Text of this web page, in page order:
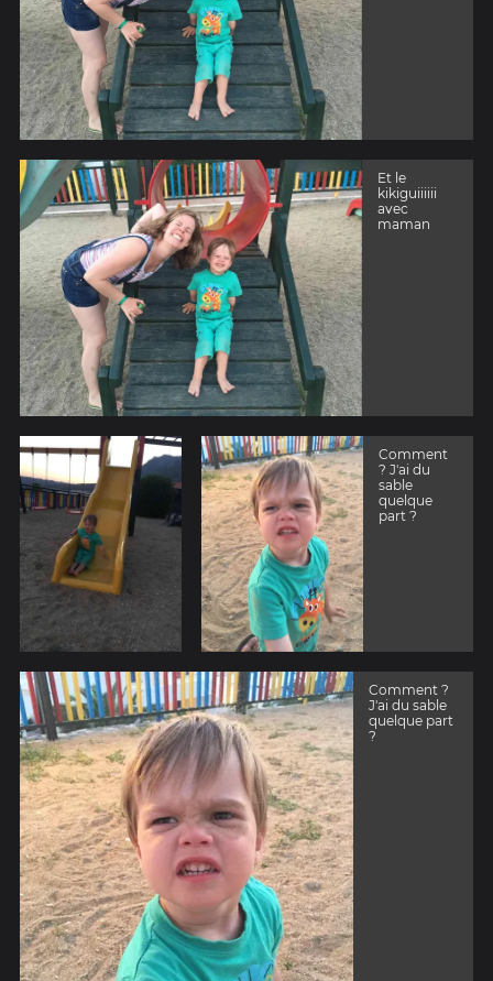
Et le
kikiguiiiiii
avec
maman
Comment
? J'ai du
sable
quelque
part ?
Comment ?
J'ai du sable
quelque part
?